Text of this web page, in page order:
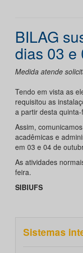
BILAG
dias 03 e
Medida atende
Tendo em vista as
requisitou as
a partir desta
Assim,
acadêmicas e
em 03 e 04 de
As atividades
feira.
SIBIUFS
Sistemas